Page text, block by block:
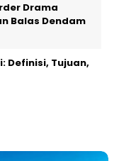
Drama
Balas Dendam
Definisi, Tujuan,